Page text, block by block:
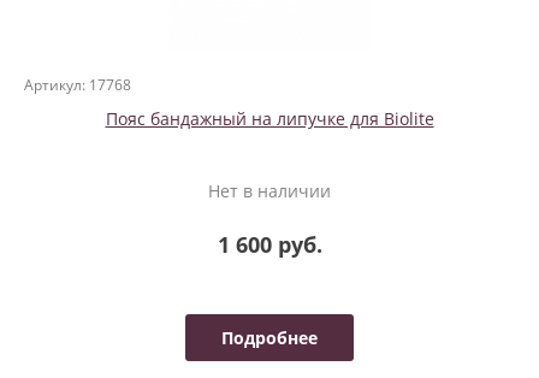
Артикул: 17768
Пояс бандажный на липучке для Biolite
Нет в наличии
1 600 руб.
Подробнее